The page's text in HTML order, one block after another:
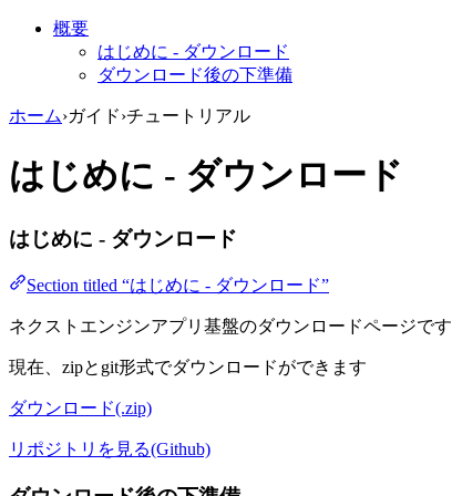
概要
はじめに - ダウンロード
ダウンロード後の下準備
ホーム›ガイド›チュートリアル
はじめに - ダウンロード
はじめに - ダウンロード
Section titled “はじめに - ダウンロード”
ネクストエンジンアプリ基盤のダウンロードページです
現在、zipとgit形式でダウンロードができます
ダウンロード(.zip)
リポジトリを見る(Github)